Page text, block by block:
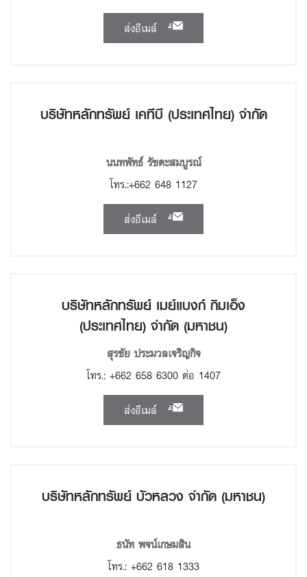
ส่งอีเมล์
บริษัทหลักทรัพย์ เคทีบี (ประเทศไทย) จำกัด
นนทพัทธ์ รัชตะสมบูรณ์
โทร.:+662 648 1127
ส่งอีเมล์
บริษัทหลักทรัพย์ เมย์แบงก์ กิมเอ็ง
(ประเทศไทย) จำกัด (มหาชน)
สุรชัย ประมวลเจริญกิจ
โทร.: +662 658 6300 ต่อ 1407
ส่งอีเมล์
บริษัทหลักทรัพย์ บัวหลวง จำกัด (มหาชน)
ธนัท พจน์เกษมสิน
โทร.: +662 618 1333